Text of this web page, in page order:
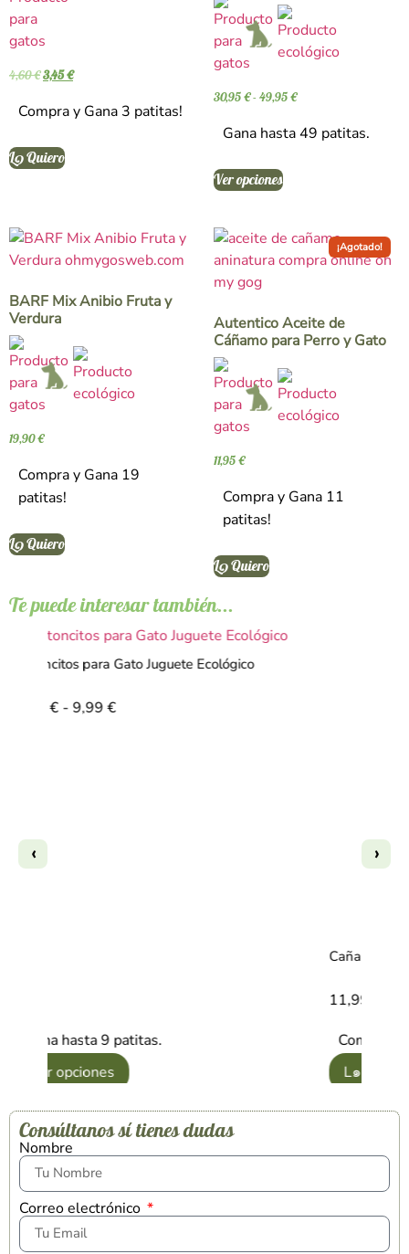
4,60€3,45€
Compra y Gana 3 patitas!
L๑ Quiero
con
5.00
30,95€- 49,95€
Gana hasta 49 patitas.
Ver opciones
BARF Mix Anibio Fruta y
Verdura
19,90€
Compra y Gana 19
patitas!
L๑ Quiero
¡Agotado!
Autentico Aceite de
Cáñamo para Perro y Gato
11,95€
Compra y Gana 11
patitas!
L๑ Quiero
Te puede interesar también...
‹
Ratoncitos para Gato Juguete Ecológico
€ - 9,99€
Gana hasta 9 patitas.
Ver opciones
Compra y
L๑ Quiero
›
Consúltanos sí tienes dudas
Nombre
Correo electrónico